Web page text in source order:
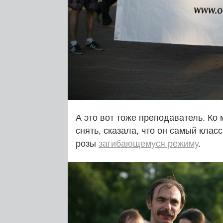
А это вот тоже преподаватель.
снять, сказала, что он самый
розы загибающемуся режиму.